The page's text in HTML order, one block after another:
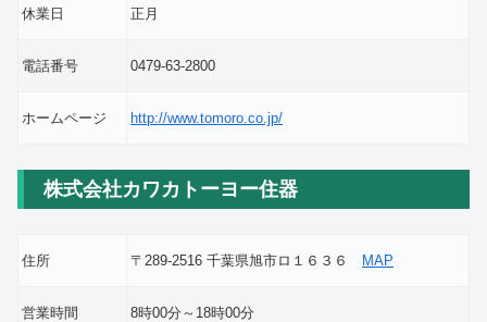
休業日 正月
電話番号 0479-63-2800
ホームページ http://www.tomoro.co.jp/
株式会社カワカトーヨー住器
住所 〒289-2516 千葉県旭市ロ１６３６ MAP
営業時間 8時00分～18時00分